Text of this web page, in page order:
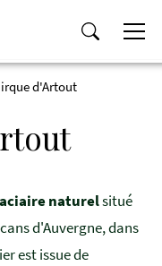
d'Artout
naturelsitué
d'Auvergne, dans
est issue de